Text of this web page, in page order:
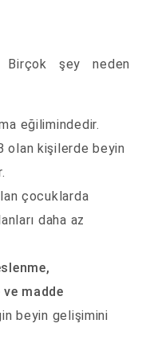
Birçok şey neden
eğilimindedir.
olan kişilerde beyin
çocuklarda
daha az
madde
beyin gelişimini